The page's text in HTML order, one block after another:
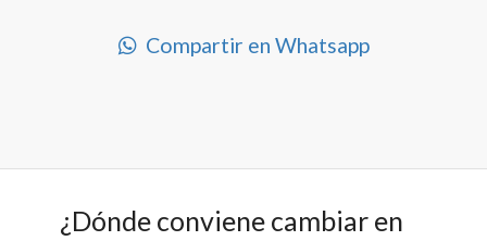
Compartir en Whatsapp
¿Dónde conviene cambiar en